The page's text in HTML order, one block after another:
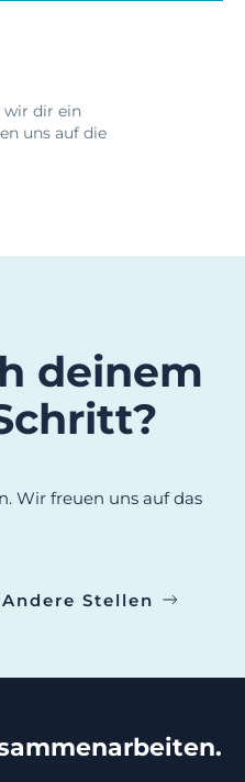
wir dir ein
uns auf die
deinem
Wir freuen uns auf das
Andere Stellen